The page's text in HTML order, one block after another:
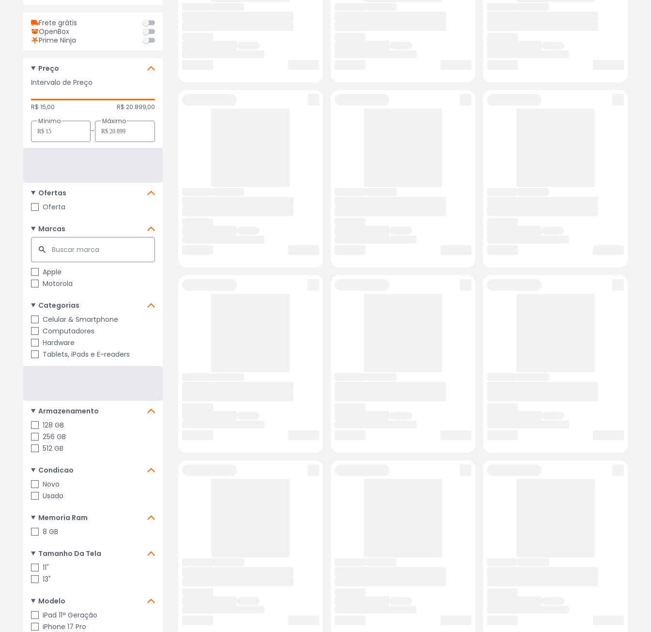
Frete grátis
OpenBox
Prime Ninja
Preço
Intervalo de Preço
R$ 15,00
R$ 20.899,00
Mínimo
-
Máximo
Ofertas
Oferta
Marcas
Apple
Motorola
Categorias
Celular & Smartphone
Computadores
Hardware
Tablets, iPads e E-readers
Armazenamento
128 GB
256 GB
512 GB
Condicao
Novo
Usado
Memoria Ram
8 GB
Tamanho Da Tela
11"
13"
Modelo
iPad 11ª Geração
iPhone 17 Pro